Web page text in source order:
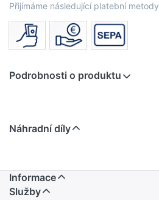
Přijímáme následující platební metody
Podrobnosti o produktu
Náhradní díly
Informace
Služby